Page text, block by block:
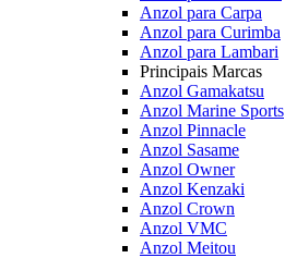
Anzol para Carpa
Anzol para Curimba
Anzol para Lambari
Principais Marcas
Anzol Gamakatsu
Anzol Marine Sports
Anzol Pinnacle
Anzol Sasame
Anzol Owner
Anzol Kenzaki
Anzol Crown
Anzol VMC
Anzol Meitou